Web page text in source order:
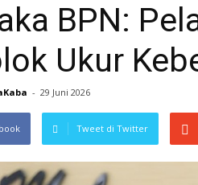
BPN:
Ukur
- 29 Juni 2026
Tweet di Twitter